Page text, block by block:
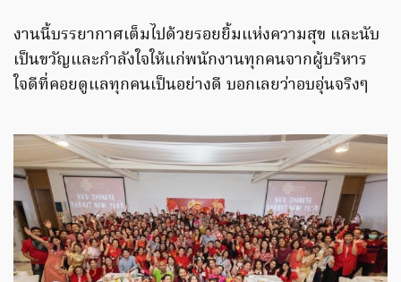
งานนี้บรรยากาศเต็มไปด้วยรอยยิ้มแห่งความสุข และนับ
เป็นขวัญและกำลังใจให้แก่พนักงานทุกคนจากผู้บริหาร
ใจดีที่คอยดูแลทุกคนเป็นอย่างดี บอกเลยว่าอบอุ่นจริงๆ